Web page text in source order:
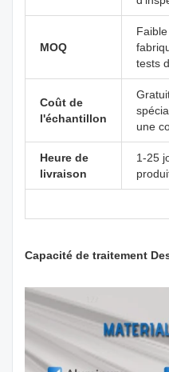
MOQ
tests
Coût de
l'échantillon
une
Heure de
livraison
1-25
Capacité de traitement